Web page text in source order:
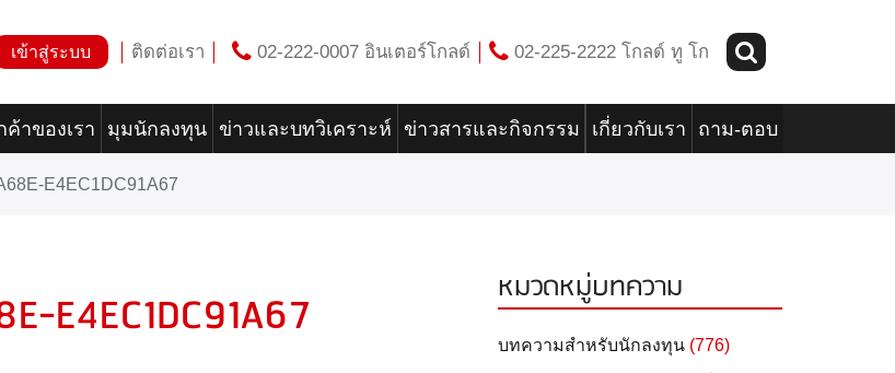
เข้าสู่ระบบ ติดต่อเรา 02-222-0007 อินเตอร์โกลด์ 02-225-2222 โกลด์ ทู โก
ค้าของเรา มุมนักลงทุน ข่าวและบทวิเคราะห์ ข่าวสารและกิจกรรม เกี่ยวกับเรา ถาม-ตอบ
E4EC1DC91A67
E4EC1DC91A67 หมวดหมู่บทความ
บทความสำหรับนักลงทุน (776)